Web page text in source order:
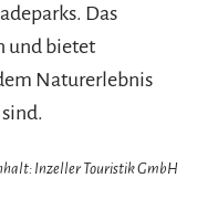
Das
und bietet
Naturerlebnis
Inzeller Touristik GmbH